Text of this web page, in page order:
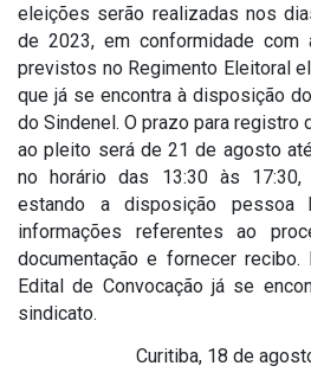
eleições serão realizadas nos
de 2023, em conformidade
previstos no Regimento Eleitoral
que já se encontra à disposição
do Sindenel. O prazo para registro
ao pleito será de 21 de agosto
no horário das 13:30 às
estando a disposição pessoa
informações referentes ao
documentação e fornecer
Edital de Convocação já se
sindicato.
Curitiba, 18 de